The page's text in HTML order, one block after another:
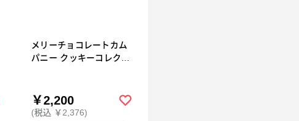
メリーチョコレートカム
パニー クッキーコレクシ
￥2,200
(税込 ￥2,376)